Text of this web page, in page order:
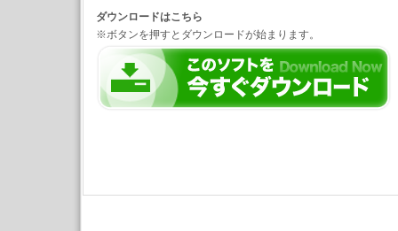
ダウンロードはこちら
※ボタンを押すとダウンロードが始まります。